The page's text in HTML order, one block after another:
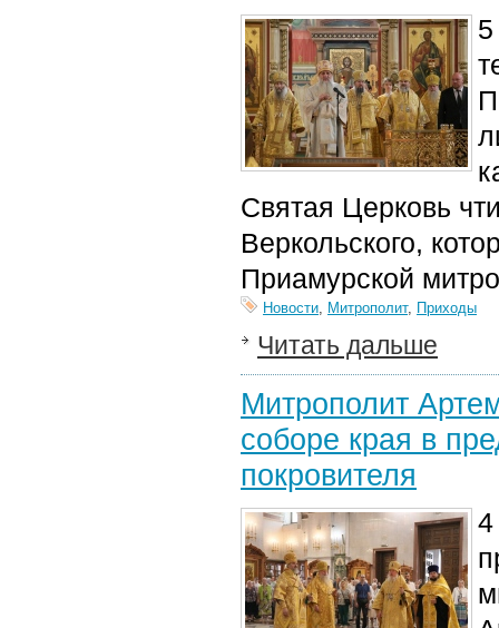
Святая Церковь
Веркольского,
Приамурской
Новости, Митрополит, Приходы
Читать дальше
Митрополит
соборе края в
покровителя
4